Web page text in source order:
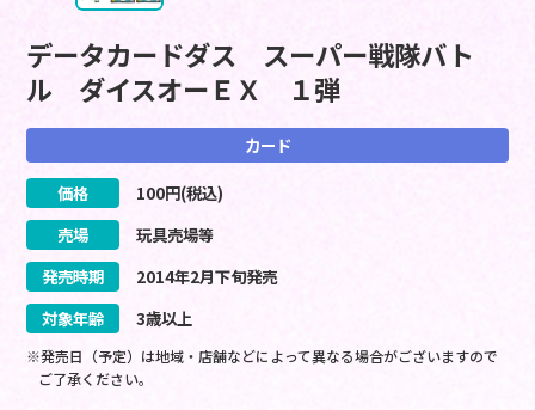
データカードダス スーパー戦隊バト
ル ダイスオーＥＸ １弾
カード
価格 100円(税込)
売場
玩具売場等
発売時期
2014年2月下旬発売
対象年齢
3歳以上
※発売日（予定）は地域・店舗などによって異なる場合がございますので
ご了承ください。